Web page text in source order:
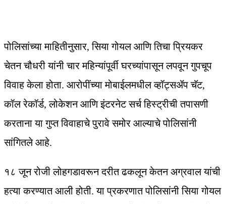
पोलिसांच्या माहितीनुसार, सिया गोयल आणि तिचा प्रियकर
चेतन चौधरी यांनी चार महिन्यांपूर्वी घरच्यांपासून लपवून गुपचूप
विवाह केला होता. आरोपींच्या मोबाईलमधील व्हॉट्सॲप चॅट,
कॉल रेकॉर्ड, लोकेशन आणि इंटरनेट सर्च हिस्ट्रीची तपासणी
करताना या गुप्त विवाहाचे पुरावे समोर आल्याचे पोलिसांनी
सांगितले आहे.
१८ जून रोजी लोहगडावरून दरीत ढकलून केतन अग्रवाल यांची
हत्या करण्यात आली होती. या प्रकरणात पोलिसांनी सिया गोयल